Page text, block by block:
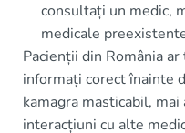
consultați un medic,
medicale
Pacienții din România
informați corect înainte
kamagra masticabil,
interacțiuni cu alte